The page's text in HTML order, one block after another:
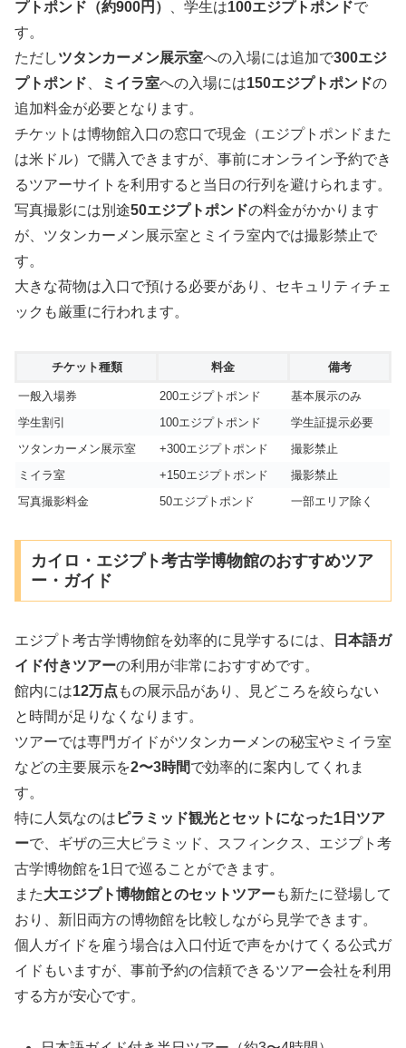
プトポンド（約900円） 、学生は100エジプトポンドで
す。
ただしツタンカーメン展示室への入場には追加で300エジ
プトポンド
ミイラ室への入場には150エジプトポンドの
追加料金が必要となります。
チケットは博物館入口の窓口で現金（エジプトポンドまた
は米ドル）で購入できますが、事前にオンライン予約でき
るツアーサイトを利用すると当日の行列を避けられます。
写真撮影には別途50エジプトポンドの料金がかかります
が、ツタンカーメン展示室とミイラ室内では撮影禁止で
す。
大きな荷物は入口で預ける必要があり、セキュリティチェ
ックも厳重に行われます。
チケット種類 料金 備考
一般入場券 200エジプトポンド
基本展示のみ
学生割引
100エジプトポンド
学生証提示必要
ツタンカーメン展示室
+300エジプトポンド
撮影禁止
ミイラ室
+150エジプトポンド
撮影禁止
写真撮影料金
50エジプトポンド 一部エリア除く
カイロ・エジプト考古学博物館のおすすめツア
ー・ガイド
エジプト考古学博物館を効率的に見学するには、
日本語ガ
イド付きツアーの利用が非常におすすめです。
館内には12万点 もの展示品があり、見どころを絞らない
と時間が足りなくなります。
ツアーでは専門ガイドがツタンカーメンの秘宝やミイラ室
などの主要展示を2〜3時間で効率的に案内してくれま
す。
特に人気なのは ピラミッド観光とセットになった1日ツア
ーで、ギザの三大ピラミッド、スフィンクス、エジプト考
古学博物館を1日で巡ることができます。
また大エジプト博物館とのセットツアーも新たに登場して
おり、新旧両方の博物館を比較しながら見学できます。
個人ガイドを雇う場合は入口付近で声をかけてくる公式ガ
イドもいますが、事前予約の信頼できるツアー会社を利用
する方が安心です。